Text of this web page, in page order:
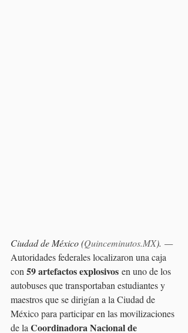
Ciudad de México (Quinceminutos.MX). —
Autoridades federales localizaron una caja
con 59 artefactos explosivos en uno de los
autobuses que transportaban estudiantes y
maestros que se dirigían a la Ciudad de
México para participar en las movilizaciones
de la Coordinadora Nacional de